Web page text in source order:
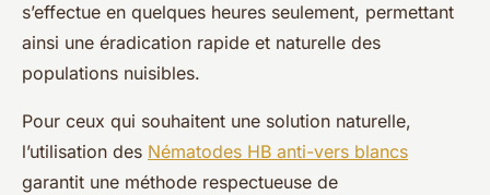
s’effectue en quelques heures seulement, permettant
ainsi une éradication rapide et naturelle des
populations nuisibles.
Pour ceux qui souhaitent une solution naturelle,
l’utilisation des Nématodes HB anti-vers blancs
garantit une méthode respectueuse de